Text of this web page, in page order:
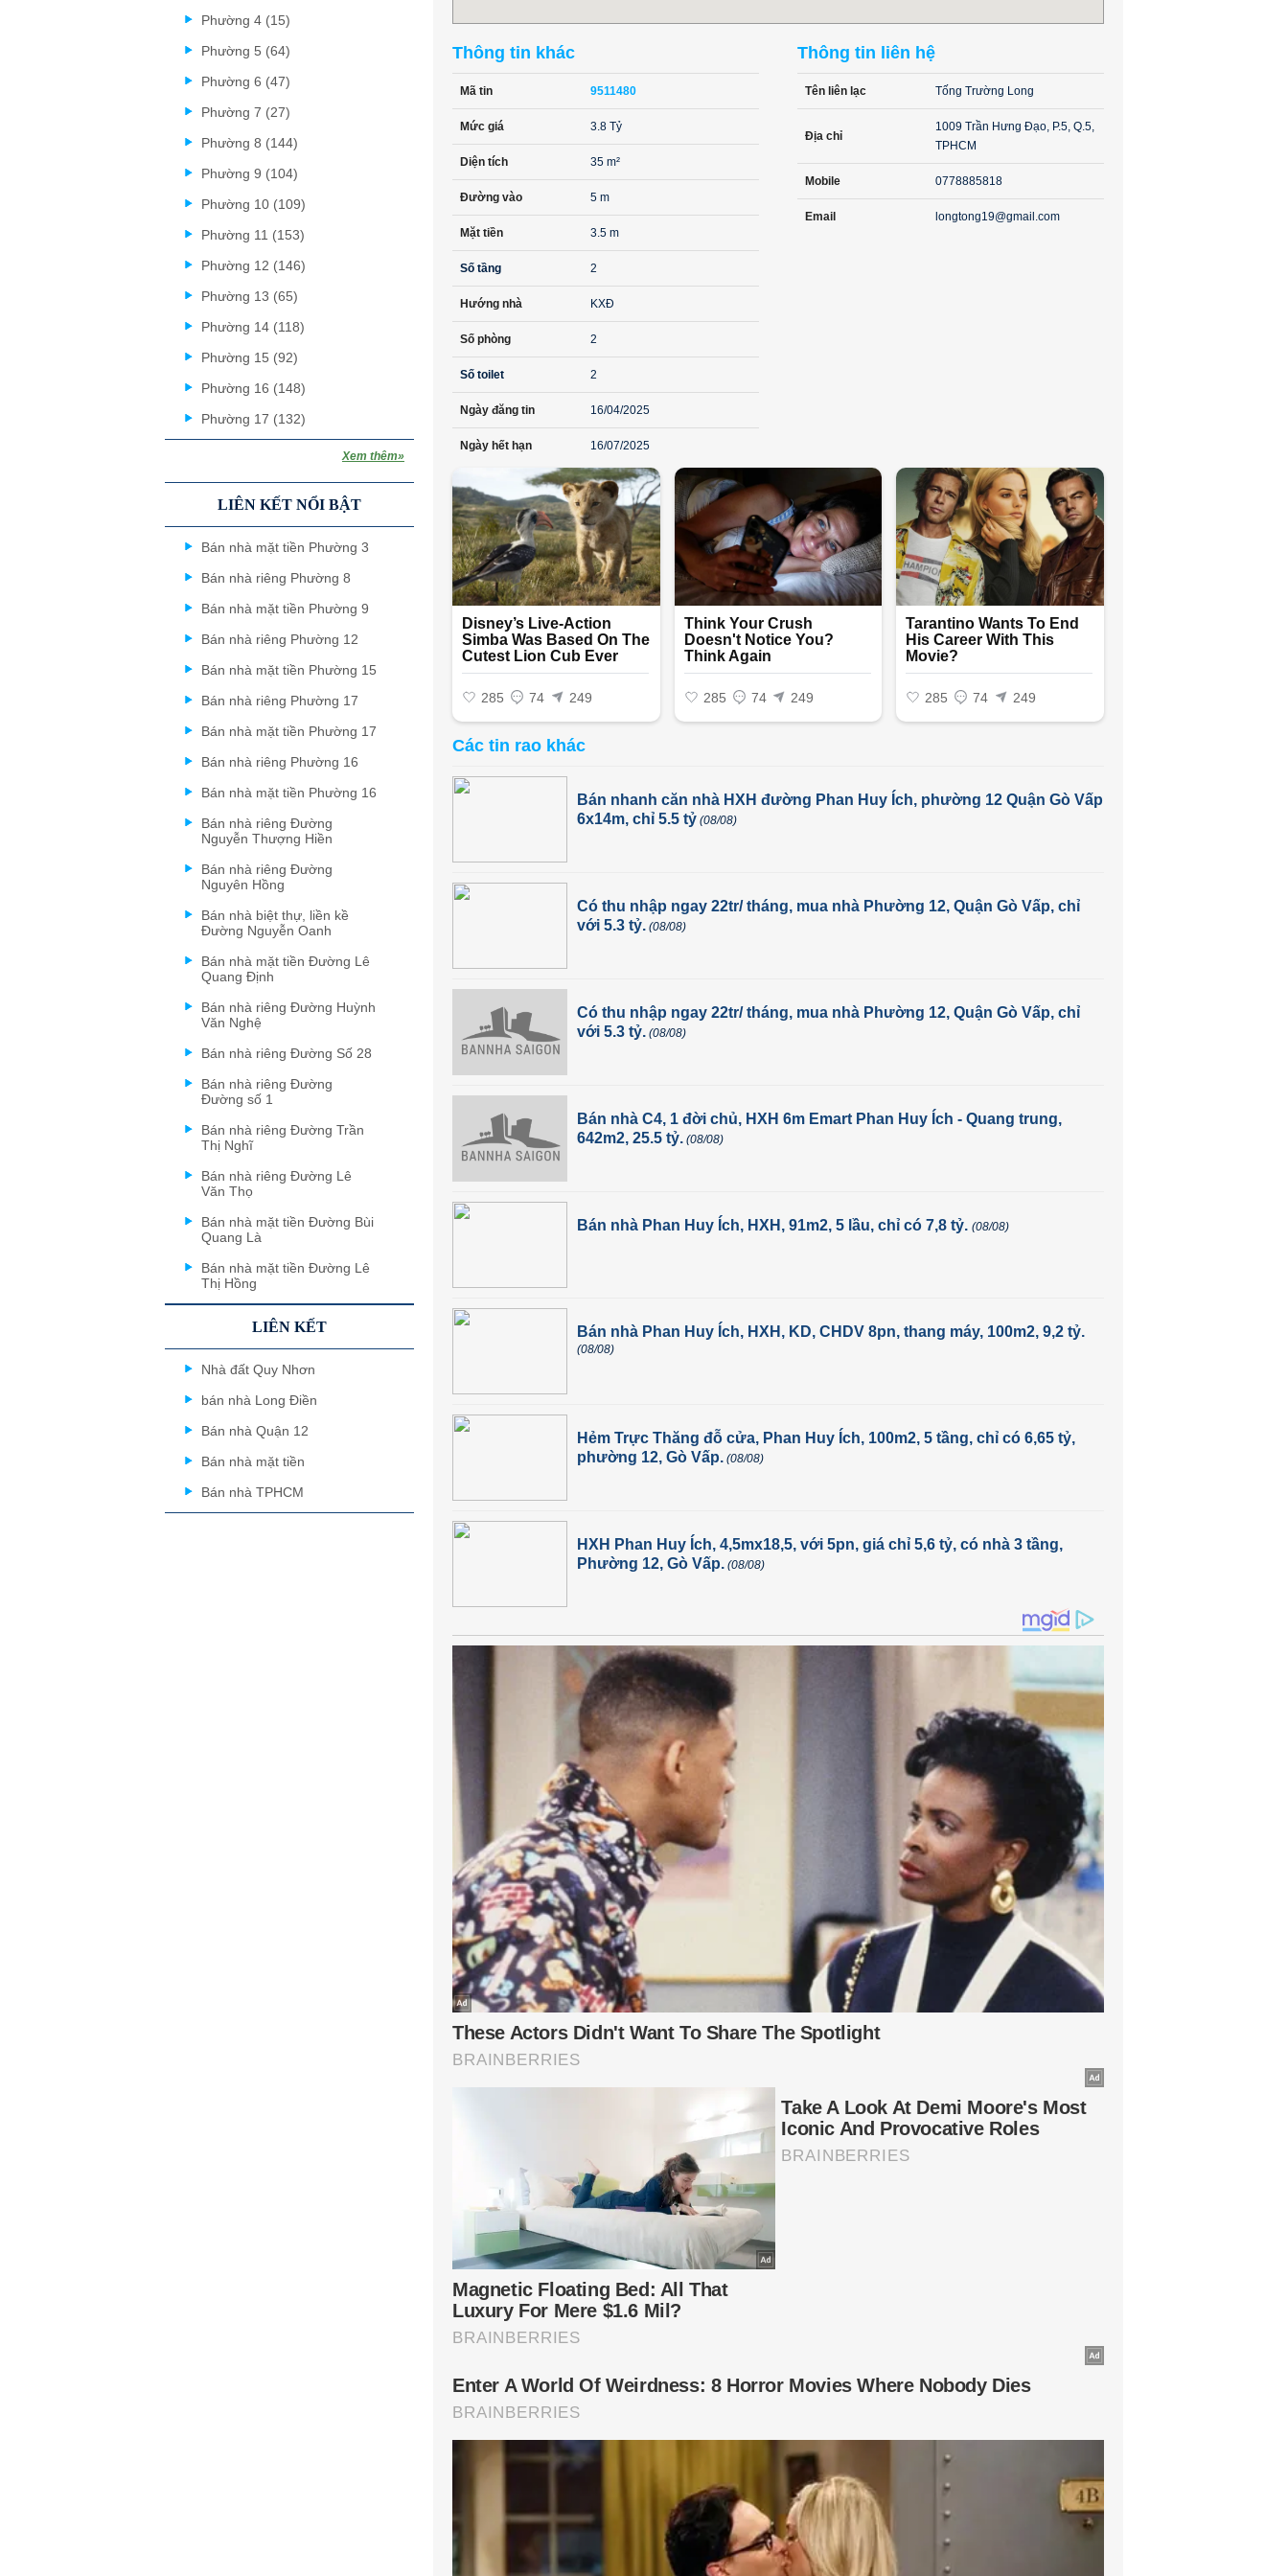
Phường 4 (15)
Phường 5 (64)
Phường 6 (47)
Phường 7 (27)
Phường 8 (144)
Phường 9 (104)
Phường 10 (109)
Phường 11 (153)
Phường 12 (146)
Phường 13 (65)
Phường 14 (118)
Phường 15 (92)
Phường 16 (148)
Phường 17 (132)
Xem thêm»
LIÊN KẾT NỔI BẬT
Bán nhà mặt tiền Phường 3
Bán nhà riêng Phường 8
Bán nhà mặt tiền Phường 9
Bán nhà riêng Phường 12
Bán nhà mặt tiền Phường 15
Bán nhà riêng Phường 17
Bán nhà mặt tiền Phường 17
Bán nhà riêng Phường 16
Bán nhà mặt tiền Phường 16
Bán nhà riêng Đường
Nguyễn Thượng Hiền
Bán nhà riêng Đường
Nguyên Hồng
Bán nhà biệt thự, liền kề
Đường Nguyễn Oanh
Bán nhà mặt tiền Đường Lê
Quang Định
Bán nhà riêng Đường Huỳnh
Văn Nghệ
Bán nhà riêng Đường Số 28
Bán nhà riêng Đường
Đường số 1
Bán nhà riêng Đường Trần
Thị Nghĩ
Bán nhà riêng Đường Lê
Văn Thọ
Bán nhà mặt tiền Đường Bùi
Quang Là
Bán nhà mặt tiền Đường Lê
Thị Hồng
LIÊN KẾT
Nhà đất Quy Nhơn
bán nhà Long Điền
Bán nhà Quận 12
Bán nhà mặt tiền
Bán nhà TPHCM
Thông tin khác
Mã tin 9511480
Mức giá 3.8 Tỷ
Diện tích 35 m²
Đường vào 5 m
Mặt tiền 3.5 m
Số tầng 2
Hướng nhà KXĐ
Số phòng 2
Số toilet 2
Ngày đăng tin 16/04/2025
Ngày hết hạn 16/07/2025
Thông tin liên hệ
Tên liên lạc Tống Trường Long
Địa chỉ
1009 Trần Hưng Đạo, P.5, Q.5,
TPHCM
Mobile 0778885818
Email longtong19@gmail.com
Các tin rao khác
Bán nhanh căn nhà HXH đường Phan Huy Ích, phường 12 Quận Gò Vấp
6x14m, chỉ 5.5 tỷ (08/08)
Có thu nhập ngay 22tr/ tháng, mua nhà Phường 12, Quận Gò Vấp, chỉ
với 5.3 tỷ. (08/08)
Có thu nhập ngay 22tr/ tháng, mua nhà Phường 12, Quận Gò Vấp, chỉ
với 5.3 tỷ. (08/08)
Bán nhà C4, 1 đời chủ, HXH 6m Emart Phan Huy Ích - Quang trung,
642m2, 25.5 tỷ. (08/08)
Bán nhà Phan Huy Ích, HXH, 91m2, 5 lầu, chỉ có 7,8 tỷ. (08/08)
Bán nhà Phan Huy Ích, HXH, KD, CHDV 8pn, thang máy, 100m2, 9,2 tỷ.
(08/08)
Hẻm Trực Thăng đỗ cửa, Phan Huy Ích, 100m2, 5 tầng, chỉ có 6,65 tỷ,
phường 12, Gò Vấp. (08/08)
HXH Phan Huy Ích, 4,5mx18,5, với 5pn, giá chỉ 5,6 tỷ, có nhà 3 tầng,
Phường 12, Gò Vấp. (08/08)